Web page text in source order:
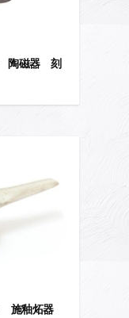
陶磁器 刻
施釉炻器